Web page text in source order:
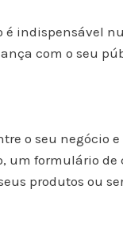
indispensável
com o seu
o seu negócio e
um formulário
produtos ou